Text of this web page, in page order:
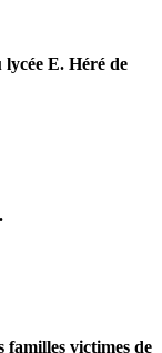
E. Héré de
familles victimes de